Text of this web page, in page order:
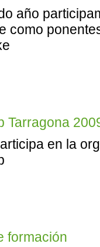
año
como
Tarragona
en la
formación